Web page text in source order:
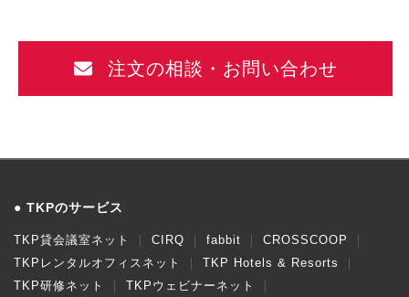
注文の相談・お問い合わせ
TKPのサービス
TKP貸会議室ネット CIRQ fabbit
CROSSCOOP
TKPレンタルオフィスネット
TKP Hotels & Resorts
TKP研修ネット
TKPウェビナーネット